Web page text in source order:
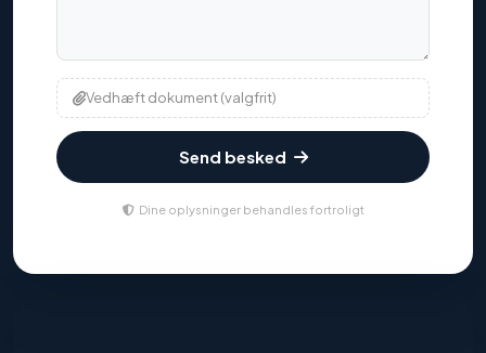
Vedhæft dokument (valgfrit)
Send besked
Dine oplysninger behandles fortroligt